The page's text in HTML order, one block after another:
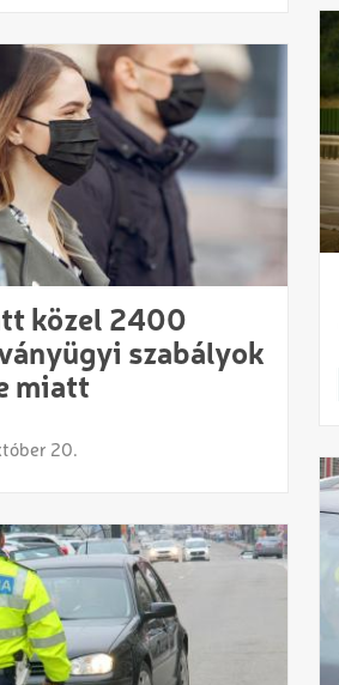
közel 2400
szabályok
miatt
20.